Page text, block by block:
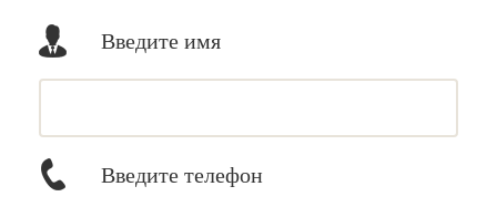
Введите имя
Введите телефон